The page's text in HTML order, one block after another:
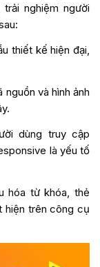
nghiệm người
thiết kế hiện đại,
nguồn và hình ảnh
dùng truy cập
là yếu tố
hóa từ khóa, thẻ
hiện trên công cụ